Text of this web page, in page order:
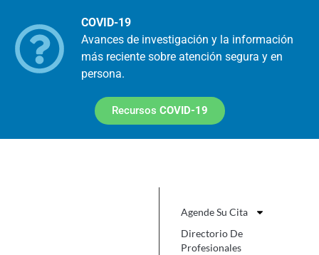
COVID-19
Avances de investigación y la información
más reciente sobre atención segura y en
persona.
Recursos COVID-19
Agende Su Cita
Directorio De
Profesionales